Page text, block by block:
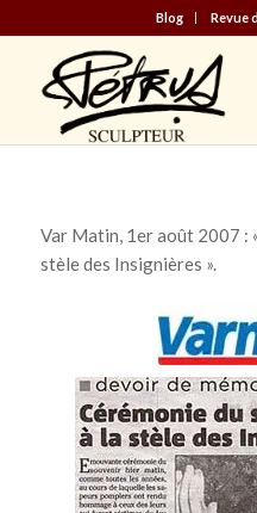
Blog Revue
Var Matin, 1er août 2007 :
stèle des Insignières ».